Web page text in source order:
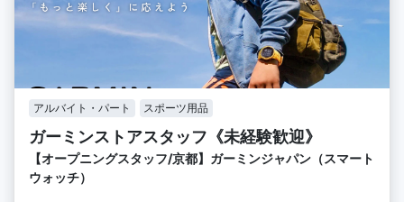
アルバイト・パート スポーツ用品
ガーミンストアスタッフ《未経験歓迎》
【オープニングスタッフ/京都】ガーミンジャパン（スマート
ウォッチ）